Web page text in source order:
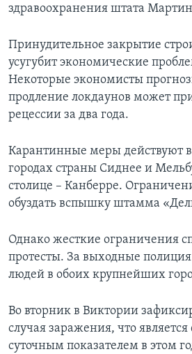
здравоохранения штата
Принудительное закрытие
усугубит экономические
Некоторые экономисты
продление локдаунов может
рецессии за два года.
Карантинные меры действуют
городах страны Сиднее и
столице – Канберре.
обуздать вспышку штамма
Однако жесткие ограничения
протесты. За выходные полиция
людей в обоих крупнейших
Во вторник в Виктории
случая заражения, что
суточным показателем в этом